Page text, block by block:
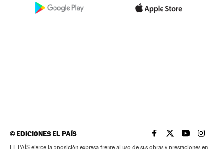
©EDICIONES EL PAÍS EL PAÍS BRASIL EN
EL PAÍSEL PAÍS
EL
EL PAÍS ejerce la oposición expresa frente al uso de sus obras y prestaciones en